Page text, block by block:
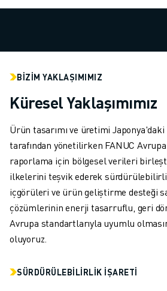
BOYA ROBOTLARI
ROBODRILL BULUCU
ROBODRILL DONANIM
ROBODRILL ÖNLEYICI BAKIM
ROBODRILL SÜRDÜRÜLEBILIRLIK
ROBODRILL ROBOT PAKETI
ROBODRILL EĞITIM PAKETI
ELEKTRIKLI PLASTIK ENJEKSIYON
ROBOSHOT BULUCU
ROBOSHOT ELEKTRIKLI PLASTIK
ROBOSHOT DONANIM
ROBOSHOT SÜRDÜRÜLEBİLİRLİK
BİZİM YAKLAŞIMIMIZ
Küresel Yaklaşımımız
Ürün tasarımı ve üretimi
tarafından yönetilirken FANUC
raporlama için bölgesel verileri
ilkelerini teşvik ederek
içgörüleri ve ürün geliştirme desteği
çözümlerinin enerji tasarruflu, geri
Avrupa standartlarıyla uyumlu
oluyoruz.
SÜRDÜRÜLEBİLİRLİK İŞARETİ